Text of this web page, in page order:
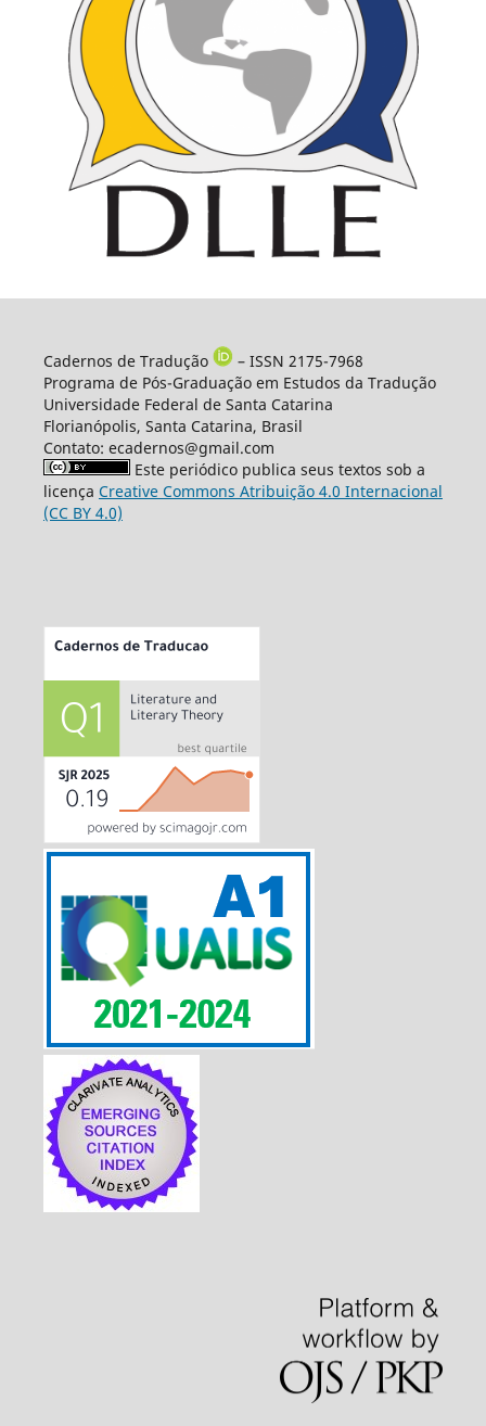
Cadernos de Tradução
– ISSN 2175-7968
Programa de Pós-Graduação em Estudos da Tradução
Universidade Federal de Santa Catarina
Florianópolis, Santa Catarina, Brasil
Contato: ecadernos@gmail.com
Este periódico publica seus textos sob a
licença Creative Commons Atribuição 4.0 Internacional
(CC BY 4.0)